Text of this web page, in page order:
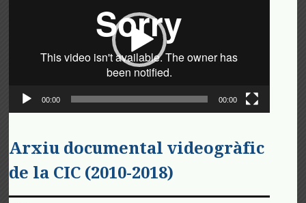
00:00 00:00
Arxiu documental videogràfic
de la CIC (2010-2018)